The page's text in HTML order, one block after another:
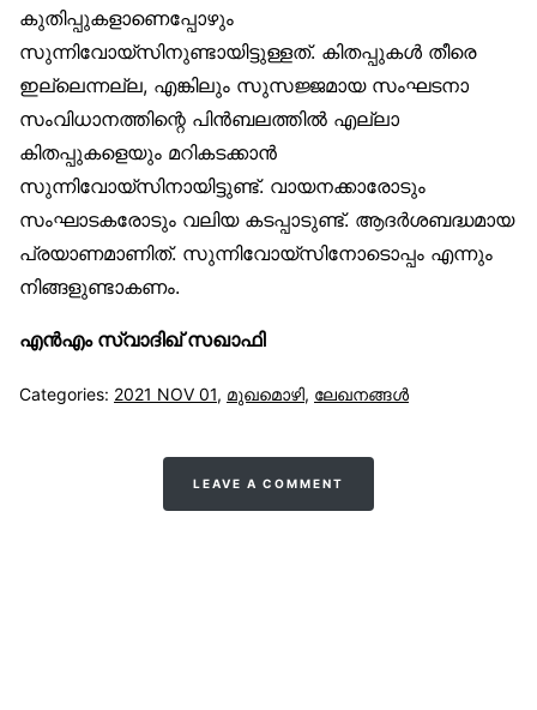
കുതിപ്പുകളാണെപ്പോഴും
സുന്നിവോയ്‌സിനുണ്ടായിട്ടുള്ളത്. കിതപ്പുകൾ തീരെ
ഇല്ലെന്നല്ല, എങ്കിലും സുസജ്ജമായ സംഘടനാ
സംവിധാനത്തിന്റെ പിൻബലത്തിൽ എല്ലാ
കിതപ്പുകളെയും മറികടക്കാൻ
സുന്നിവോയ്‌സിനായിട്ടുണ്ട്. വായനക്കാരോടും
സംഘാടകരോടും വലിയ കടപ്പാടുണ്ട്. ആദർശബദ്ധമായ
പ്രയാണമാണിത്. സുന്നിവോയ്‌സിനോടൊപ്പം എന്നും
നിങ്ങളുണ്ടാകണം.
എൻഎം സ്വാദിഖ് സഖാഫി
Categories: 2021 NOV 01, മുഖമൊഴി, ലേഖനങ്ങള്‍
LEAVE A COMMENT